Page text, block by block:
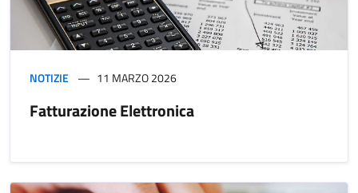
NOTIZIE 11 MARZO 2026
Fatturazione Elettronica